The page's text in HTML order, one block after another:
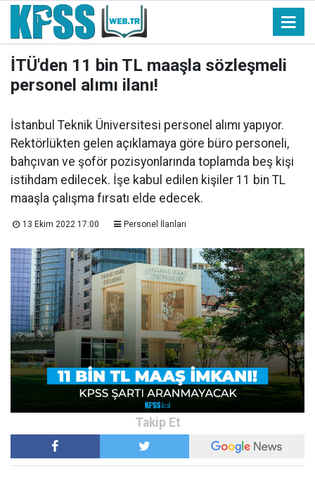
İTÜ'den 11 bin TL maaşla sözleşmeli
personel alımı ilanı!
İstanbul Teknik Üniversitesi personel alımı yapıyor.
Rektörlükten gelen açıklamaya göre büro personeli,
bahçıvan ve şoför pozisyonlarında toplamda beş kişi
istihdam edilecek. İşe kabul edilen kişiler 11 bin TL
maaşla çalışma fırsatı elde edecek.
13 Ekim 2022 17:00 Personel İlanları